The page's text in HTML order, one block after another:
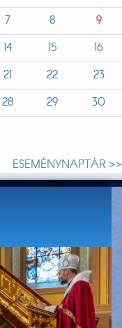
7 8
9
14 15
16
21 22
23
28 29
30
ESEMÉNYNAPTÁR >>